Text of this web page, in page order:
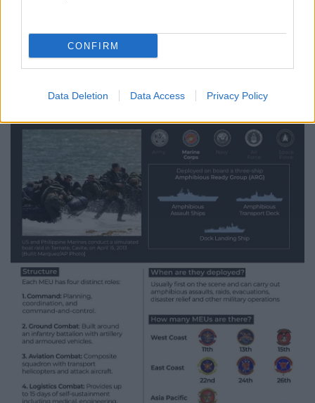
CONFIRM
Data Deletion Data Access Privacy Policy
ήδη βρίσκονταιστη Μέση Ανατολή.